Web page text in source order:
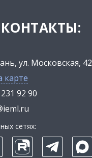
ул. Московская, 42
карте
92 90
сетях: